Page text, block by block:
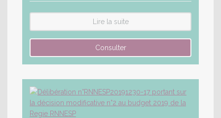
Lire la suite